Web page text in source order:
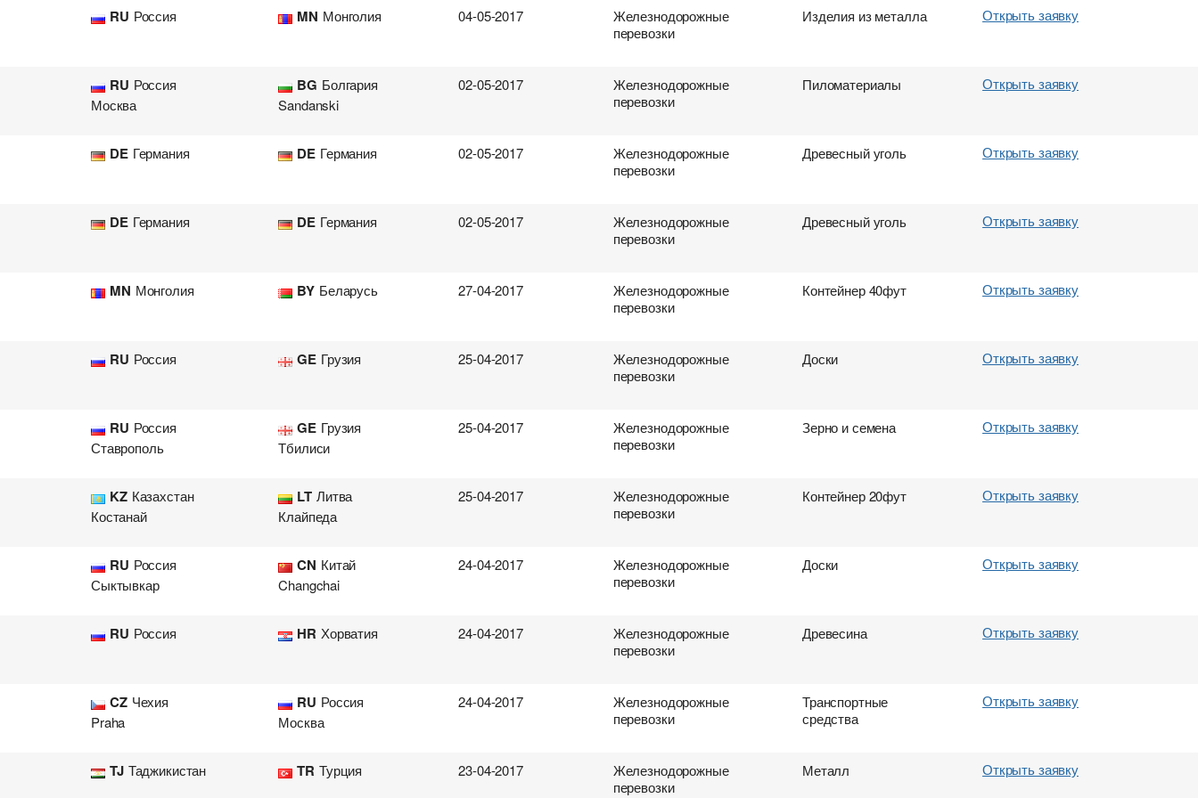
RU Россия MN Монголия 04-05-2017
Железнодорожные
перевозки
Изделия из металла Открыть заявку
RU Россия
Москва
BG Болгария
Sandanski
02-05-2017
Железнодорожные
перевозки
Пиломатериалы Открыть заявку
DE Германия DE Германия 02-05-2017
Железнодорожные
перевозки
Древесный уголь Открыть заявку
DE Германия DE Германия 02-05-2017
Железнодорожные
перевозки
Древесный уголь Открыть заявку
MN Монголия BY Беларусь 27-04-2017
Железнодорожные
перевозки
Контейнер 40фут Открыть заявку
RU Россия GE Грузия 25-04-2017
Железнодорожные
перевозки
Доски Открыть заявку
RU Россия
Ставрополь
GE Грузия
Тбилиси
25-04-2017
Железнодорожные
перевозки
Зерно и семена Открыть заявку
KZ Казахстан
Костанай
LT Литва
Клайпеда
25-04-2017
Железнодорожные
перевозки
Контейнер 20фут Открыть заявку
RU Россия
Сыктывкар
CN Китай
Changchai
24-04-2017
Железнодорожные
перевозки
Доски Открыть заявку
RU Россия HR Хорватия 24-04-2017
Железнодорожные
перевозки
Древесина Открыть заявку
CZ Чехия
Praha
RU Россия
Москва
24-04-2017
Железнодорожные
перевозки
Транспортные
средства
Открыть заявку
TJ Таджикистан TR Турция 23-04-2017
Железнодорожные
перевозки
Металл Открыть заявку